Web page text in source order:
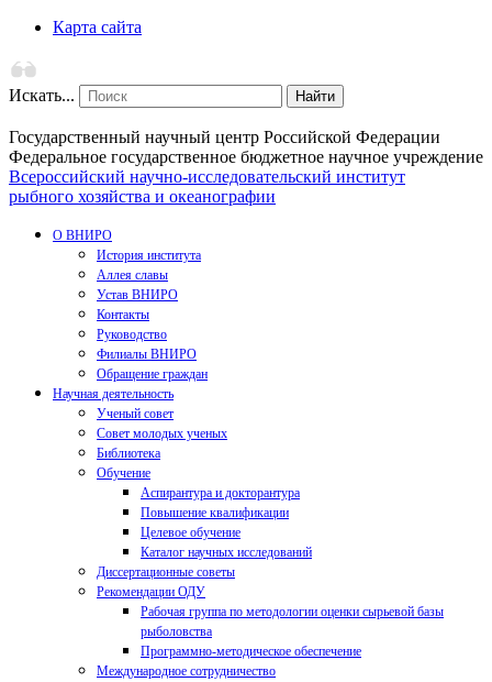
Карта сайта
Искать... Найти
Государственный научный центр Российской Федерации
Федеральное государственное бюджетное научное учреждение
Всероссийский научно-исследовательский институт
рыбного хозяйства и океанографии
О ВНИРО
История института
Аллея славы
Устав ВНИРО
Контакты
Руководство
Филиалы ВНИРО
Обращение граждан
Научная деятельность
Ученый совет
Совет молодых ученых
Библиотека
Обучение
Аспирантура и докторантура
Повышение квалификации
Целевое обучение
Каталог научных исследований
Диссертационные советы
Рекомендации ОДУ
Рабочая группа по методологии оценки сырьевой базы
рыболовства
Программно-методическое обеспечение
Международное сотрудничество